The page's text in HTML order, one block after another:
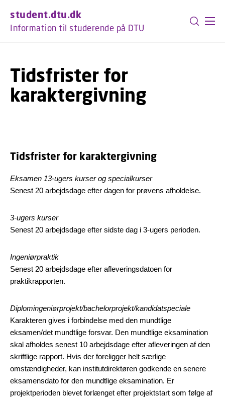
student.dtu.dk
Information til studerende på DTU
Tidsfrister for
karaktergivning
Tidsfrister for karaktergivning
Eksamen 13-ugers kurser og specialkurser
Senest 20 arbejdsdage efter dagen for prøvens afholdelse.
3-ugers kurser
Senest 20 arbejdsdage efter sidste dag i 3-ugers perioden.
Ingeniørpraktik
Senest 20 arbejdsdage efter afleveringsdatoen for
praktikrapporten.
Diplomingeniørprojekt/bachelorprojekt/kandidatspeciale
Karakteren gives i forbindelse med den mundtlige
eksamen/det mundtlige forsvar. Den mundtlige eksamination
skal afholdes senest 10 arbejdsdage efter afleveringen af den
skriftlige rapport. Hvis der foreligger helt særlige
omstændigheder, kan institutdirektøren godkende en senere
eksamensdato for den mundtlige eksamination. Er
projektperioden blevet forlænget efter projektstart som følge af